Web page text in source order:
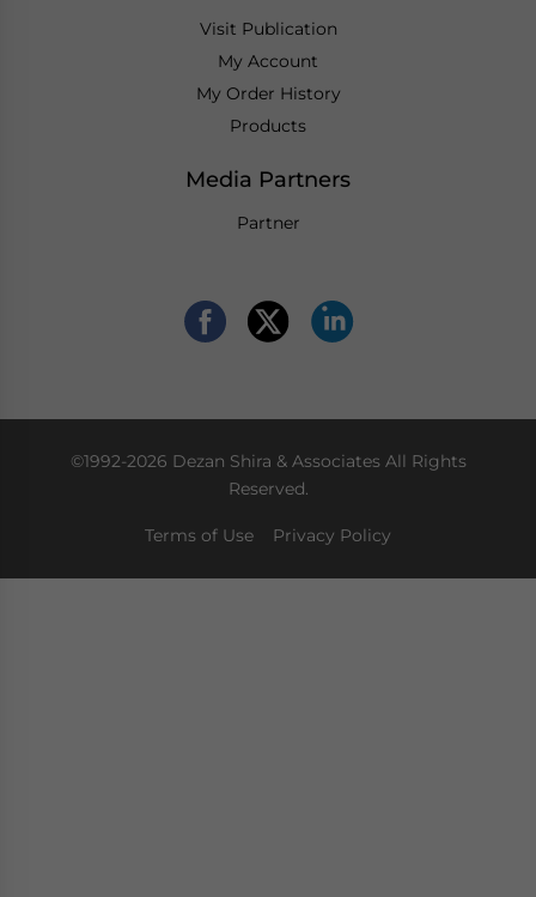
Visit Publication
My Account
My Order History
Products
Media Partners
Partner
©1992-2026 Dezan Shira & Associates All Rights
Reserved.
Terms of Use Privacy Policy